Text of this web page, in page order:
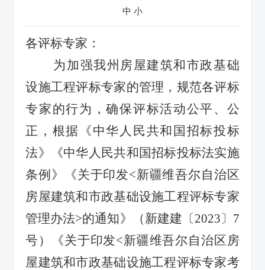
中 小
各评标专家：
为加强我州房屋建筑和市政基础
设施工程评标专家的管理，规范各评标
专家的行为，确保评标活动公平、公
正，根据《中华人民共和国招标投标
法》《中华人民共和国招标投标法实施
条例》《关于印发<新疆维吾尔自治区
房屋建筑和市政基础设施工程评标专家
管理办法>的通知》（新建建〔2023〕7
号）《关于印发<新疆维吾尔自治区房
屋建筑和市政基础设施工程评标专家考